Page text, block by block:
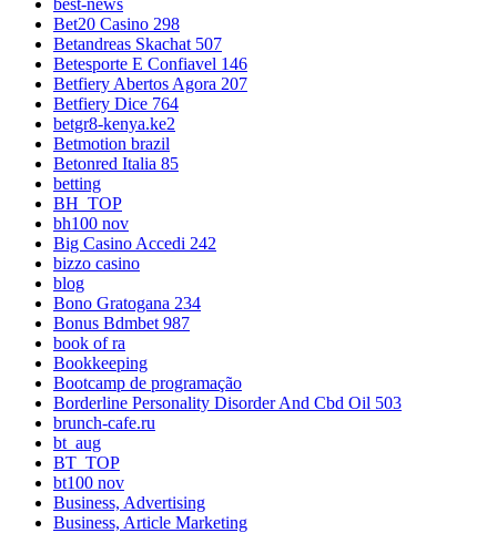
best-news
Bet20 Casino 298
Betandreas Skachat 507
Betesporte E Confiavel 146
Betfiery Abertos Agora 207
Betfiery Dice 764
betgr8-kenya.ke2
Betmotion brazil
Betonred Italia 85
betting
BH_TOP
bh100 nov
Big Casino Accedi 242
bizzo casino
blog
Bono Gratogana 234
Bonus Bdmbet 987
book of ra
Bookkeeping
Bootcamp de programação
Borderline Personality Disorder And Cbd Oil 503
brunch-cafe.ru
bt_aug
BT_TOP
bt100 nov
Business, Advertising
Business, Article Marketing